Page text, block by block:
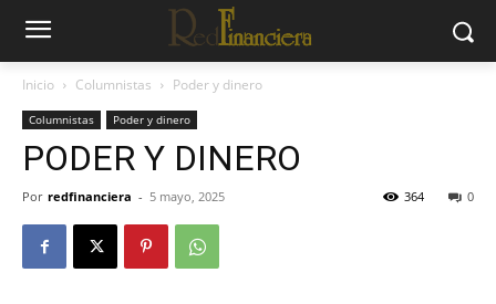
Inicio Columnistas Poder y dinero
Columnistas Poder y dinero
PODER Y DINERO
Por redfinanciera - 5 mayo, 2025 0
364